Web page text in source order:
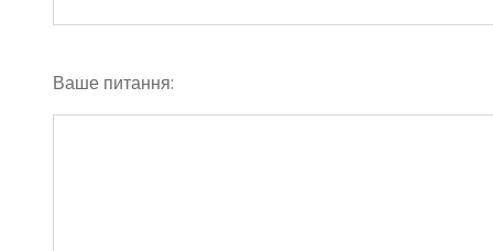
Ваше питання: